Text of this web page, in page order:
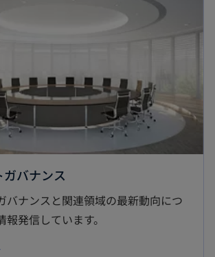
バナンス
バナンスと関連領域の最新動向につ
発信しています。